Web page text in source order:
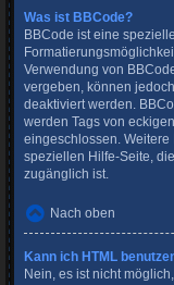
Was ist BBCode?
BBCode ist eine
Verwendung von
vergeben, können
deaktiviert werden.
werden Tags von eckigen
eingeschlossen.
speziellen Hilfe-Seite,
zugänglich ist.
Nach oben
Kann ich HTML
Nein, es ist nicht